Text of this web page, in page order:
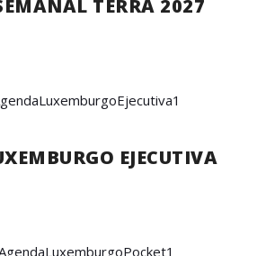
TERRA 2027
EJECUTIVA